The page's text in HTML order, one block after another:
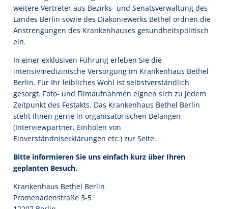
weitere Vertreter aus Bezirks- und Senatsverwaltung des
Landes Berlin sowie des Diakoniewerks Bethel ordnen die
Anstrengungen des Krankenhauses gesundheitspolitisch
ein.
In einer exklusiven Führung erleben Sie die
intensivmedizinische Versorgung im Krankenhaus Bethel
Berlin. Für Ihr leibliches Wohl ist selbstverständlich
gesorgt. Foto- und Filmaufnahmen eignen sich zu jedem
Zeitpunkt des Festakts. Das Krankenhaus Bethel Berlin
steht Ihnen gerne in organisatorischen Belangen
(Interviewpartner, Einholen von
Einverständniserklärungen etc.) zur Seite.
Bitte informieren Sie uns einfach kurz über Ihren
geplanten Besuch.
Krankenhaus Bethel Berlin
Promenadenstraße 3-5